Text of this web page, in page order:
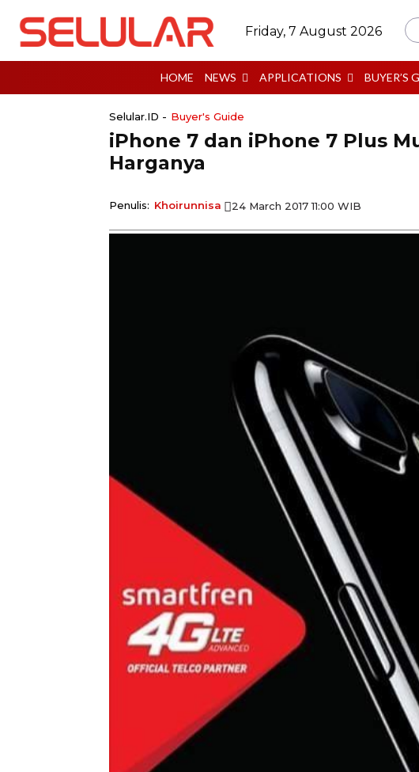
Friday, 7 August 2026
HOME NEWS APPLICATIONS BUYER’S
Selular.ID - Buyer's Guide
iPhone 7 dan iPhone 7 Plus
Harganya
Penulis: Khoirunnisa 24 March 2017 11:00 WIB